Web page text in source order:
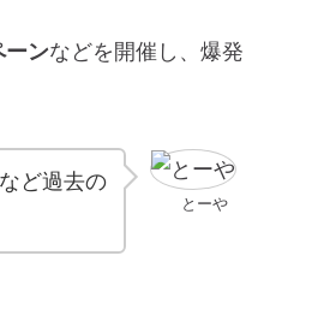
ーンなどを開催し、爆発
とーや
ど過去の